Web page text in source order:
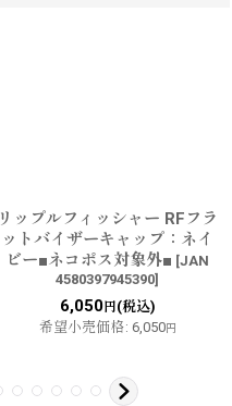
リップルフィッシャー RFフラ
ットバイザーキャップ：ネイ
ビー■ネコポス対象外■ [JAN
4580397945390]
6,050円(税込)
希望小売価格: 6,050円